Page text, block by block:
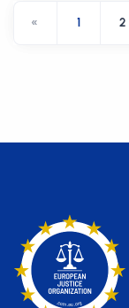
« 1 2